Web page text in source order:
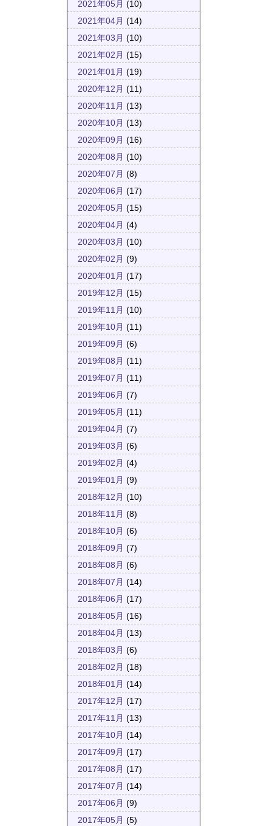
2021年05月 (10)
2021年04月 (14)
2021年03月 (10)
2021年02月 (15)
2021年01月 (19)
2020年12月 (11)
2020年11月 (13)
2020年10月 (13)
2020年09月 (16)
2020年08月 (10)
2020年07月 (8)
2020年06月 (17)
2020年05月 (15)
2020年04月 (4)
2020年03月 (10)
2020年02月 (9)
2020年01月 (17)
2019年12月 (15)
2019年11月 (10)
2019年10月 (11)
2019年09月 (6)
2019年08月 (11)
2019年07月 (11)
2019年06月 (7)
2019年05月 (11)
2019年04月 (7)
2019年03月 (6)
2019年02月 (4)
2019年01月 (9)
2018年12月 (10)
2018年11月 (8)
2018年10月 (6)
2018年09月 (7)
2018年08月 (6)
2018年07月 (14)
2018年06月 (17)
2018年05月 (16)
2018年04月 (13)
2018年03月 (6)
2018年02月 (18)
2018年01月 (14)
2017年12月 (17)
2017年11月 (13)
2017年10月 (14)
2017年09月 (17)
2017年08月 (17)
2017年07月 (14)
2017年06月 (9)
2017年05月 (5)